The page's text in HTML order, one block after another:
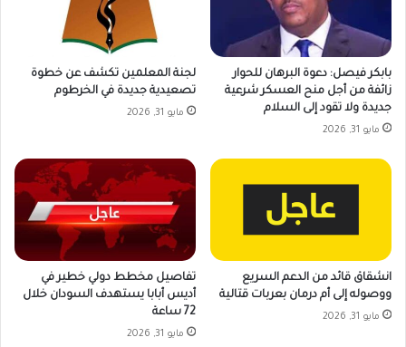
بابكر فيصل: دعوة البرهان للحوار
زائفة من أجل منح العسكر شرعية
جديدة ولا تقود إلى السلام
مايو 31, 2026
لجنة المعلمين تكشف عن خطوة
تصعيدية جديدة في الخرطوم
مايو 31, 2026
انشقاق قائد من الدعم السريع
ووصوله إلى أم درمان بعربات قتالية
مايو 31, 2026
تفاصيل مخطط دولي خطير في
أديس أبابا يستهدف السودان خلال
72 ساعة
مايو 31, 2026